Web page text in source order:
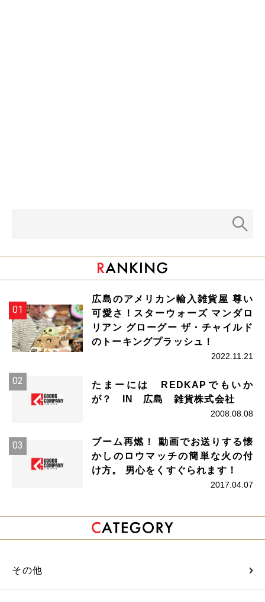
広島のアメリカン輸入雑貨屋 尊い
可愛さ！スターウォーズ マンダロ
リアン グローグー ザ・チャイルド
のトーキングプラッシュ！
2022.11.21
たまーには REDKAPでもいか
が？ IN 広島 雑貨株式会社
2008.08.08
ブーム再燃！ 動画でお送りする懐
かしのロウマッチの簡単な火の付
け方。 男心をくすぐられます！
2017.04.07
その他